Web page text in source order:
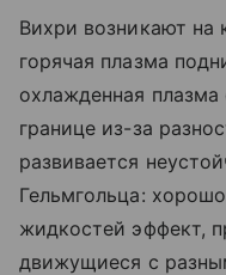
Вихри возникают на
горячая плазма
охлажденная плазма
границе из-за
развивается
Гельмгольца:
жидкостей эффект,
движущиеся с